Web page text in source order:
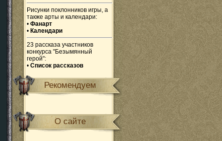
Рисунки поклонников игры, а
также арты и календари:
• Фанарт
• Календари
23 рассказа участников
конкурса "Безымянный
герой":
• Список рассказов
Рекомендуем
О сайте